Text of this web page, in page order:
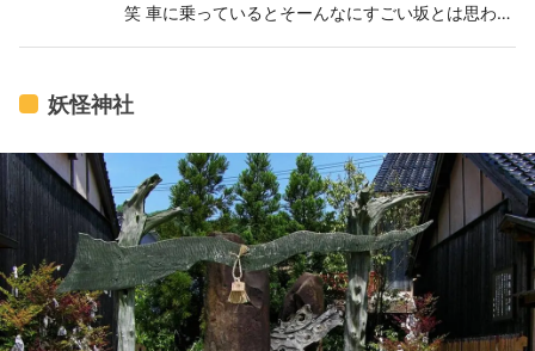
笑 車に乗っているとそーんなにすごい坂とは思わな
妖怪神社